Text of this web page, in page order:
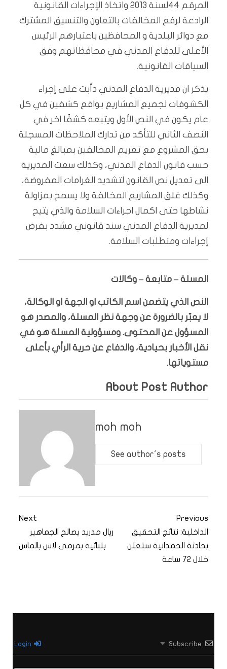
المرقم 44لسنة 2013 واتخاذ الإجراءات القانونية
الرادعة لرفع المخالفات بالتعاون والتنسيق المشترك
مع دوائر البلدية و المحافظين باعتبارهم الرئيس
الأعلى للدفاع المدني في محافظاتهم وفق
السياقات القانونية.
يذكر ان مديرية الدفاع المدني دأبت على إجراء
الكشوفات لجميع المشاريع بواقع كشفين في كل
عام يكون في النص الأول ويتبعه كشفًا اخر في
النصف الثاني للتأكد من تدارك الملاحظات المسجلة
بحق المشروع مع تغريم المخالفين بمبالغ مالية
حسب قانون الدفاع المدني، وكذلك سعت المديرية
الى تعديل نص القانون لتشديد الغرامات المفروضة،
وكذلك غلق المشاريع المخالفة ولا يسمح بمزاولة
نشاطها حتى اكمال اجراءات السلامة والذي يتيح
لمديرية الدفاع المدني سند قانوني مشدد بفرض
إجراءات ومتطلبات السلامة.
المسلة – متابعة – وكالات
النص الذي يتضمن اسم الكاتب او الجهة او الوكالة،
لا يعبّر بالضرورة عن وجهة نظر المسلة، والمصدر هو
المسؤول عن المحتوى. ومسؤولية المسلة هو في
نقل الأخبار بحيادية، والدفاع عن حرية الرأي بأعلى
مستوياتها.
About Post Author
moh moh
See author's posts
Previous
الداخلية: نتائج التحقيق
بحادثة الحمدانية ستعلن
خلال 72 ساعة
Next
ريال مدريد يصالح الجماهير
بثنائية بمرمى لاس بالماس
Subscribe